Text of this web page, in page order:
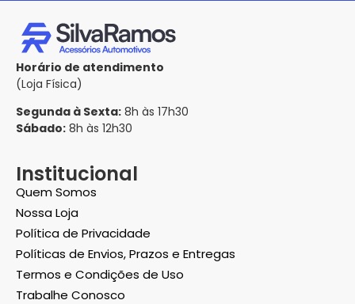
Horário de atendimento
(Loja Física)
Segunda à Sexta: 8h às 17h30
Sábado: 8h às 12h30
Institucional
Quem Somos
Nossa Loja
Política de Privacidade
Políticas de Envios, Prazos e Entregas
Termos e Condições de Uso
Trabalhe Conosco